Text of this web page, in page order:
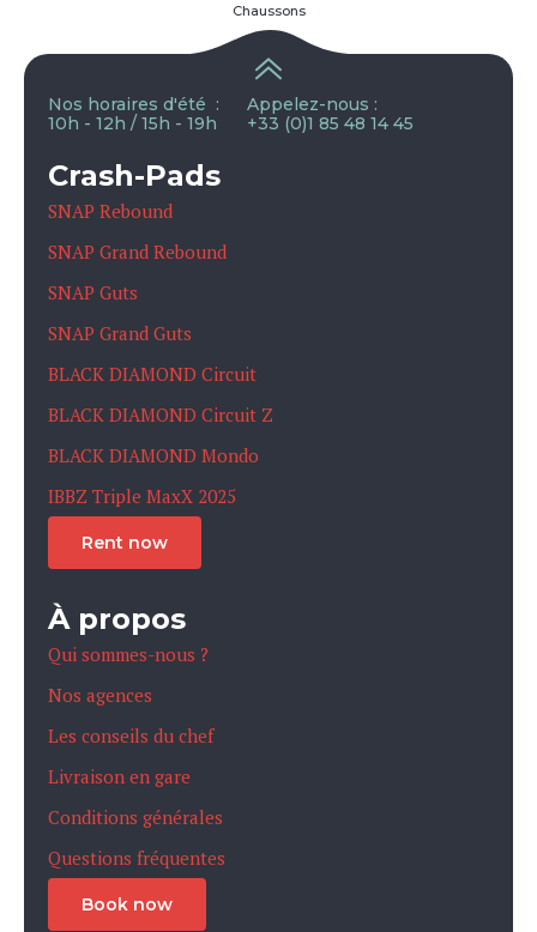
Chaussons
Nos horaires d'été :
10h - 12h / 15h - 19h
Appelez-nous :
+33 (0)1 85 48 14 45
Crash-Pads
SNAP Rebound
SNAP Grand Rebound
SNAP Guts
SNAP Grand Guts
BLACK DIAMOND Circuit
BLACK DIAMOND Circuit Z
BLACK DIAMOND Mondo
IBBZ Triple MaxX 2025
Rent now
À propos
Qui sommes-nous ?
Nos agences
Les conseils du chef
Livraison en gare
Conditions générales
Questions fréquentes
Book now